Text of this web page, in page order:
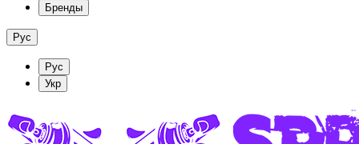
Бренды
Рус
Рус
Укр